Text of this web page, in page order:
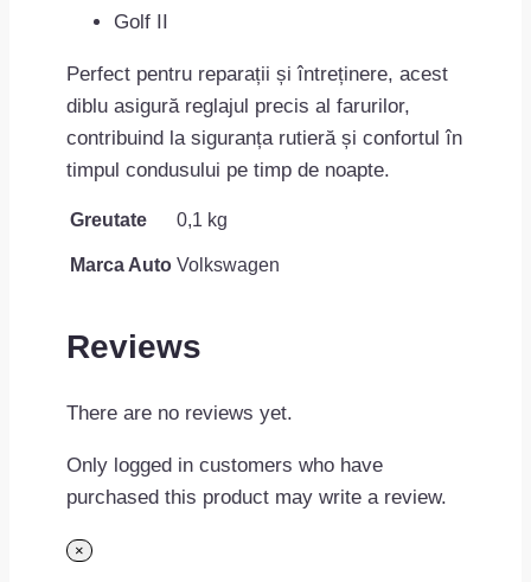
Golf II
Perfect pentru reparații și întreținere, acest
diblu asigură reglajul precis al farurilor,
contribuind la siguranța rutieră și confortul în
timpul condusului pe timp de noapte.
Greutate 0,1 kg
Marca Auto Volkswagen
Reviews
There are no reviews yet.
Only logged in customers who have
purchased this product may write a review.
×